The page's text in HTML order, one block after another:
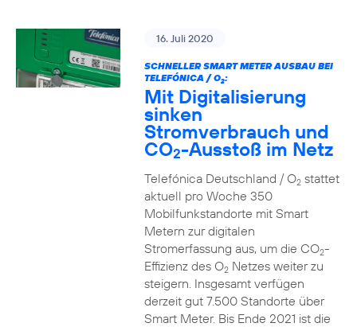
16. Juli 2020
SCHNELLER SMART METER AUSBAU BEI
TELEFÓNICA / O2:
Mit Digitalisierung
sinken
Stromverbrauch und
CO2-Ausstoß im Netz
Telefónica Deutschland / O2stattet
aktuell pro Woche 350
Mobilfunkstandorte mit Smart
Metern zur digitalen
Stromerfassung aus, um die CO2-
Effizienz des O2Netzes weiter zu
steigern. Insgesamt verfügen
derzeit gut 7.500 Standorte über
Smart Meter. Bis Ende 2021 ist die